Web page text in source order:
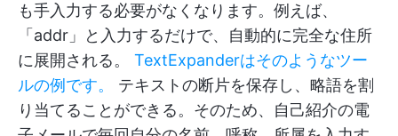
も手入力する必要がなくなります。例えば、
「addr」と入力するだけで、自動的に完全な住所
に展開される。 TextExpanderはそのようなツー
ルの例です。
テキストの断片を保存し、略語を割
り当てることができる。そのため、自己紹介の電